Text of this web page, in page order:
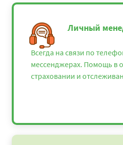
Личный
Всегда на связи по
мессенджерах. Помощь в
страховании и